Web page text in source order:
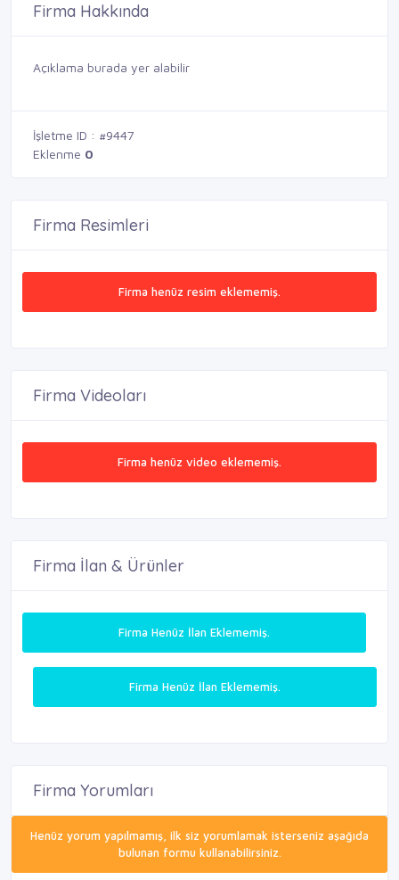
Firma Hakkında
Açıklama burada yer alabilir
İşletme ID : #9447
Eklenme 0
Firma Resimleri
Firma henüz resim eklememiş.
Firma Videoları
Firma henüz video eklememiş.
Firma İlan & Ürünler
Firma Henüz İlan Eklememiş.
Firma Henüz İlan Eklememiş.
Firma Yorumları
Henüz yorum yapılmamış, ilk siz yorumlamak isterseniz aşağıda
bulunan formu kullanabilirsiniz.